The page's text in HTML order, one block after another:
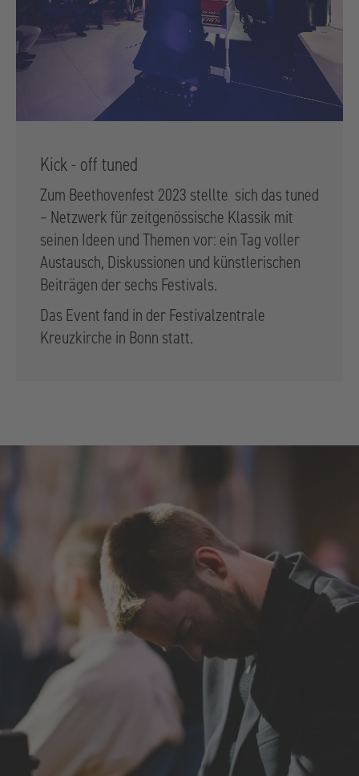
Kick - off tuned
Zum Beethovenfest 2023 stellte sich das tuned
– Netzwerk für zeitgenössische Klassik mit
seinen Ideen und Themen vor: ein Tag voller
Austausch, Diskussionen und künstlerischen
Beiträgen der sechs Festivals.
Das Event fand in der Festivalzentrale
Kreuzkirche in Bonn statt.